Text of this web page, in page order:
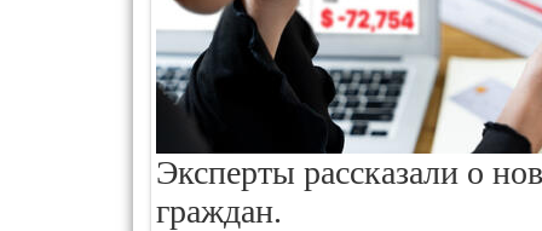
Эксперты рассказали о
граждан.